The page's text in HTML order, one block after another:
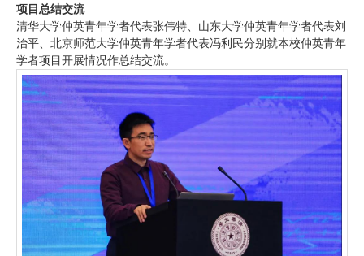
项目总结交流
清华大学仲英青年学者代表张伟特、山东大学仲英青年学者代表刘
治平、北京师范大学仲英青年学者代表冯利民分别就本校仲英青年
学者项目开展情况作总结交流。